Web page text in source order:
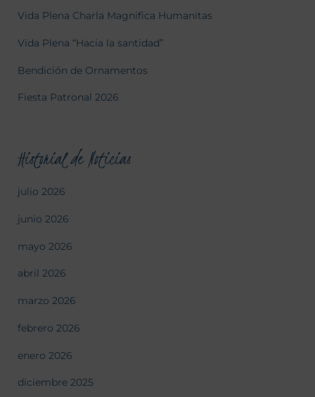
Vida Plena Charla Magnifica Humanitas
Vida Plena “Hacia la santidad”
Bendición de Ornamentos
Fiesta Patronal 2026
Historial de Noticias
julio 2026
junio 2026
mayo 2026
abril 2026
marzo 2026
febrero 2026
enero 2026
diciembre 2025